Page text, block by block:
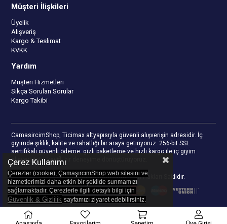
Müşteri İlişkileri
Üyelik
Alışveriş
Kargo & Teslimat
KVKK
Yardım
Müşteri Hizmetleri
Sıkça Sorulan Sorular
Kargo Takibi
CamasircimShop, Ticimax altyapısıyla güvenli alışverişin adresidir. İç
giyimde şıklık, kalite ve rahatlığı bir araya getiriyoruz. 256-bit SSL
sertifikalı güvenli ödeme, gizli paketleme ve hızlı kargo ile iç giyim
alışverişinizi keyifli bir deneyime dönüştürüyoruz.
© 2023camasircimshop.com- Tüm Hakları Saklıdır.
Çerez Kullanımı
Çerezler (cookie), ÇamaşırcımShop web sitesini ve
hizmetlerimizi daha etkin bir şekilde sunmamızı
sağlamaktadır. Çerezlerle ilgili detaylı bilgi için
Güvenlik & Gizlilik sayfamızı ziyaret edebilirsiniz.